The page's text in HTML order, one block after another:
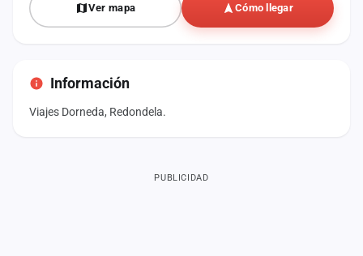
Ver mapa Cómo llegar
Información
Viajes Dorneda, Redondela.
PUBLICIDAD